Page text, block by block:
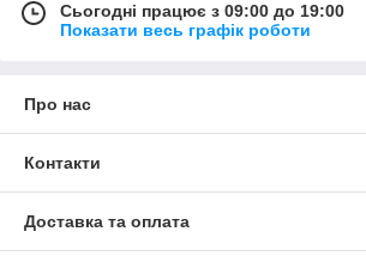
Сьогодні працює з 09:00 до 19:00
Показати весь графік роботи
Про нас
Контакти
Доставка та оплата